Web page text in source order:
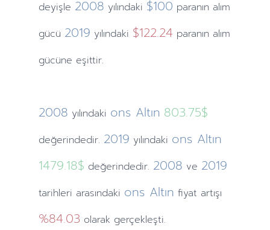
deyişle 2008 yılındaki $100 paranın alım
gücü 2019 yılındaki $122.24 paranın alım
gücüne eşittir.
2008 yılındaki ons Altın 803.75$
değerindedir. 2019 yılındaki ons Altın
1479.18$ değerindedir. 2008 ve 2019
tarihleri arasındaki ons Altın fiyat artışı
%84.03 olarak gerçekleşti.